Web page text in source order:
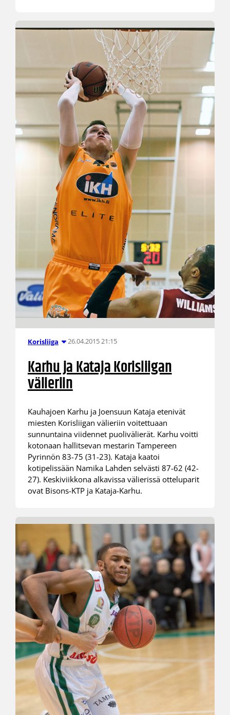
Korisliiga 26.04.2015 21:15
Karhu ja Kataja Korisliigan
välieriin
Kauhajoen Karhu ja Joensuun Kataja etenivät
miesten Korisliigan välieriin voitettuaan
sunnuntaina viidennet puolivälierät. Karhu voitti
kotonaan hallitsevan mestarin Tampereen
Pyrinnön 83-75 (31-23). Kataja kaatoi
kotipelissään Namika Lahden selvästi 87-62 (42-
27). Keskiviikkona alkavissa välierissä otteluparit
ovat Bisons-KTP ja Kataja-Karhu.